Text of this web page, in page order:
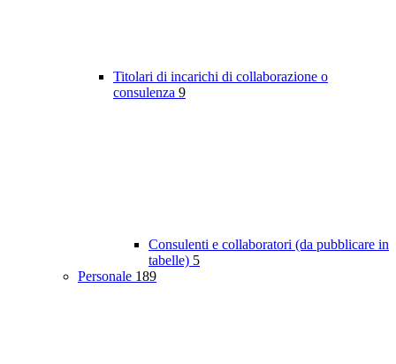
Titolari di incarichi di collaborazione o
consulenza 9
Consulenti e collaboratori (da pubblicare in
tabelle) 5
Personale 189